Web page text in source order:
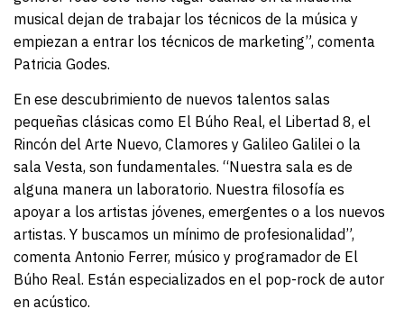
musical dejan de trabajar los técnicos de la música y
empiezan a entrar los técnicos de marketing”, comenta
Patricia Godes.
En ese descubrimiento de nuevos talentos salas
pequeñas clásicas como El Búho Real, el Libertad 8, el
Rincón del Arte Nuevo, Clamores y Galileo Galilei o la
sala Vesta, son fundamentales. “Nuestra sala es de
alguna manera un laboratorio. Nuestra filosofía es
apoyar a los artistas jóvenes, emergentes o a los nuevos
artistas. Y buscamos un mínimo de profesionalidad”,
comenta Antonio Ferrer, músico y programador de El
Búho Real. Están especializados en el pop-rock de autor
en acústico.